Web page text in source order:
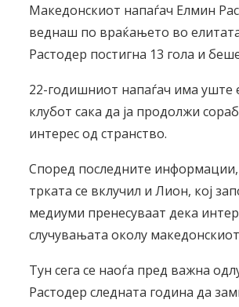
Македонскиот напаѓач Елмин
веднаш по враќањето во
Растодер постигна 13 гола и
22-годишниот напаѓач има уште
клубот сака да ја продолжи
интерес од странство.
Според последните
трката се вклучил и Лион, кој
медиуми пренесуваат дека
случувањата околу
Тун сега се наоѓа пред важна
Растодер следната година да